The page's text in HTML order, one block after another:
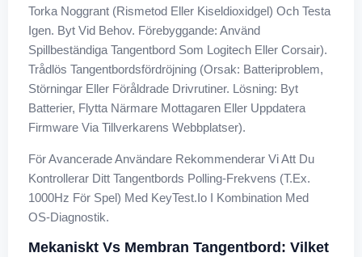
Torka Noggrant (rismetod Eller Kiseldioxidgel) Och Testa
Igen. Byt Vid Behov. Förebyggande: Använd
Spillbeständiga Tangentbord Som Logitech Eller Corsair).
Trådlös Tangentbordsfördröjning (Orsak: Batteriproblem,
Störningar Eller Föråldrade Drivrutiner. Lösning: Byt
Batterier, Flytta Närmare Mottagaren Eller Uppdatera
Firmware Via Tillverkarens Webbplatser).
För Avancerade Användare Rekommenderar Vi Att Du
Kontrollerar Ditt Tangentbords Polling-Frekvens (t.ex.
1000Hz För Spel) Med KeyTest.io I Kombination Med
OS-Diagnostik.
Mekaniskt Vs Membran Tangentbord: Vilket